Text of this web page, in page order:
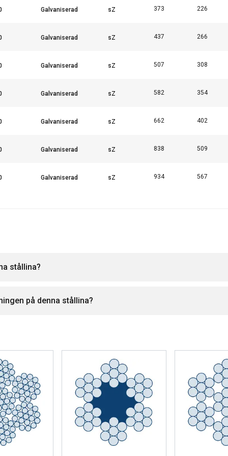
373 226
437 266
507 308
582 354
662 402
838 509
934 567
stållina?
på denna stållina?